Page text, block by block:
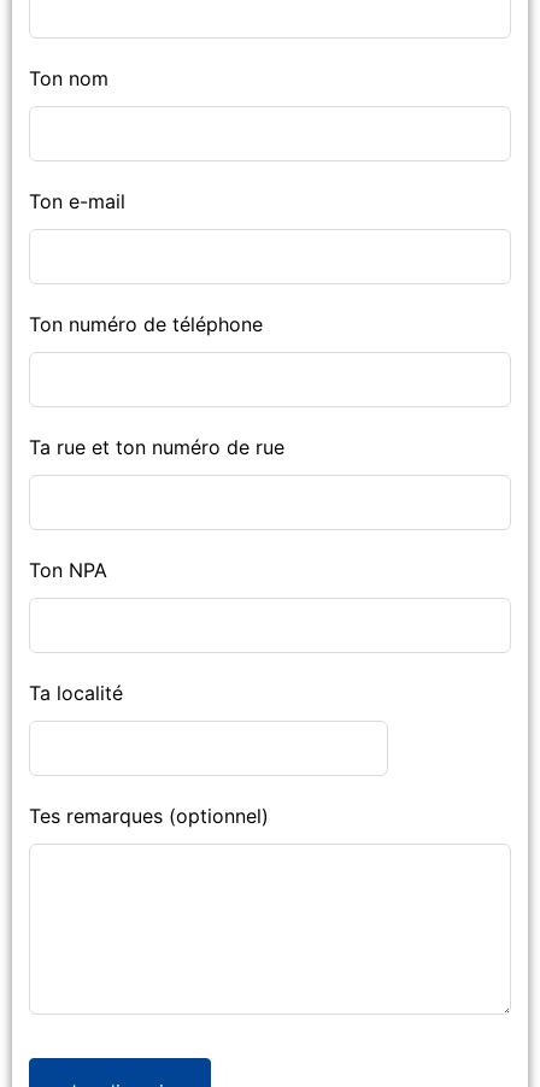
Ton nom
Ton e-mail
Ton numéro de téléphone
Ta rue et ton numéro de rue
Ton NPA
Ta localité
Tes remarques (optionnel)